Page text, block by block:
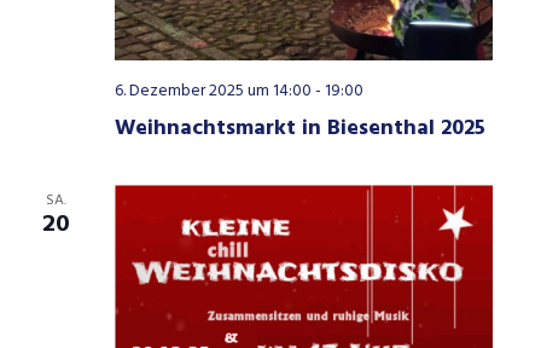
Weihnachtsmarkt in Biesenthal 2025
6. Dezember 2025 um 14:00-19:00
SA.
20